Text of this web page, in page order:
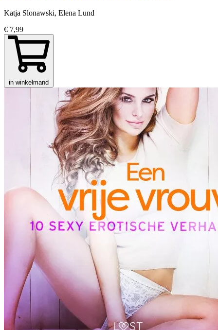
Katja Slonawski, Elena Lund
€ 7,99
in winkelmand